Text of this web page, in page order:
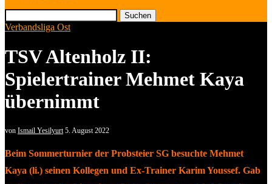
Suchen
Verbandsliga Ost
TSV Altenholz II:
Spielertrainer Mehmet Kaya
übernimmt
von Ismail Yesilyurt 5. August 2022
Beim Sommerturnier der Probsteier SG besuchte Mehmet
Kaya (li.) seinen Kollegen und Ex-Trainer Karim Youssef. Gab